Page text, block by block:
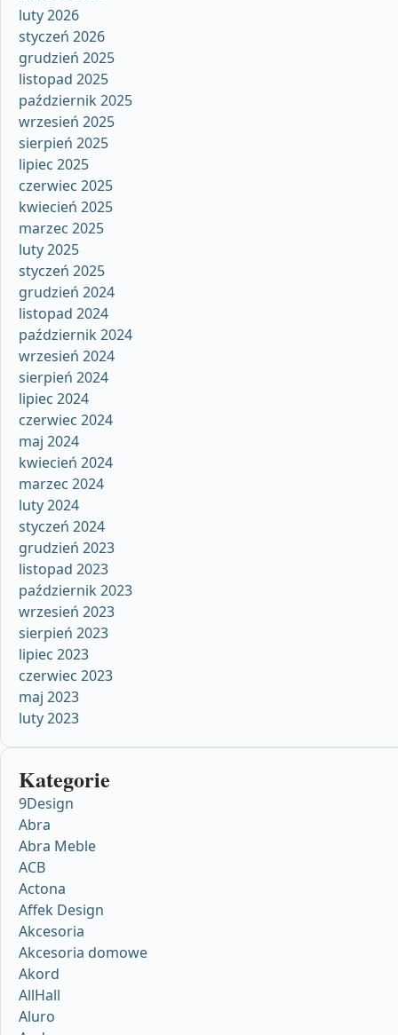
luty 2026
styczeń 2026
grudzień 2025
listopad 2025
październik 2025
wrzesień 2025
sierpień 2025
lipiec 2025
czerwiec 2025
kwiecień 2025
marzec 2025
luty 2025
styczeń 2025
grudzień 2024
listopad 2024
październik 2024
wrzesień 2024
sierpień 2024
lipiec 2024
czerwiec 2024
maj 2024
kwiecień 2024
marzec 2024
luty 2024
styczeń 2024
grudzień 2023
listopad 2023
październik 2023
wrzesień 2023
sierpień 2023
lipiec 2023
czerwiec 2023
maj 2023
luty 2023
Kategorie
9Design
Abra
Abra Meble
ACB
Actona
Affek Design
Akcesoria
Akcesoria domowe
Akord
AllHall
Aluro